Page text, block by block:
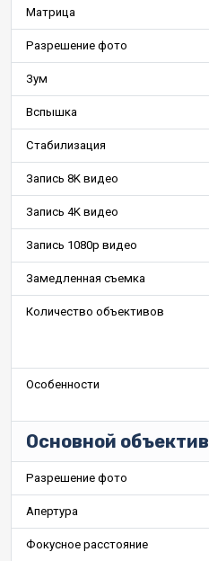
Матрица
Разрешение фото
Зум
Вспышка
Стабилизация
Запись 8K видео
Запись 4K видео
Запись 1080p видео
Замедленная съемка
Количество объективов
Особенности
Основной объектив
Разрешение фото
Апертура
Фокусное расстояние